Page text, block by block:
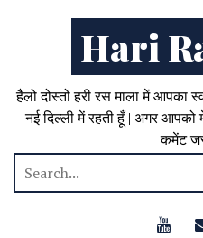
Hari
हैलो दोस्तों हरी रस माला में आपका
नई दिल्ली में रहती हूँ | अगर
कमेंट